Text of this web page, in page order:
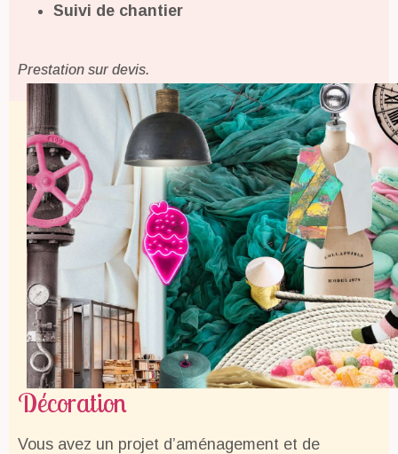
Suivi de chantier
Prestation sur devis.
Vous avez un projet d’aménagement et de
Décoration
En savoir +
En savoir +
En savoir +
En savoir +
En savoir +
En savoir +
En savoir +
En savoir +
En savoir +